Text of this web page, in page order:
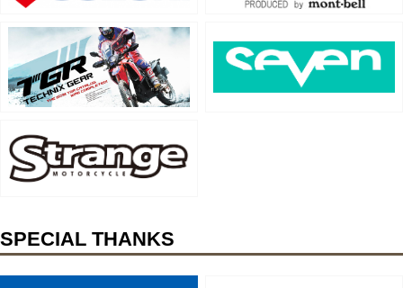
SPECIAL THANKS